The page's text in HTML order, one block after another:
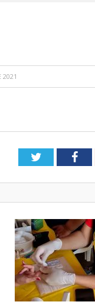
2021
Twitter